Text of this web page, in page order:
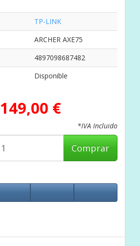
TP-LINK
ARCHER AXE75
4897098687482
Disponible
149,00 €
*IVA Incluido
Comprar